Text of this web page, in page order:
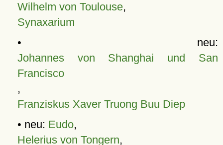
Wilhelm von Toulouse,
Synaxarium
• neu:
Johannes von Shanghai und San
Francisco
,
Franziskus Xaver Truong Buu Diep
• neu: Eudo,
Helerius von Tongern,